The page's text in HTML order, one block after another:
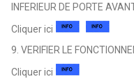
INFERIEUR DE PORTE
Cliquer ici
9. VERIFIER LE
Cliquer ici